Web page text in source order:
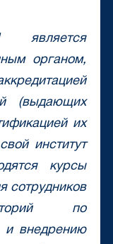
является
органом,
(выдающих
их
институт
курсы
сотрудников
по
и внедрению